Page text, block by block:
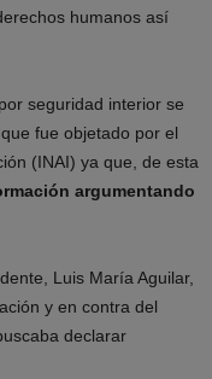
humanos así
seguridad interior se
fue objetado por el
(INAI) ya que, de esta
argumentando
Luis María Aguilar,
y en contra del
declarar